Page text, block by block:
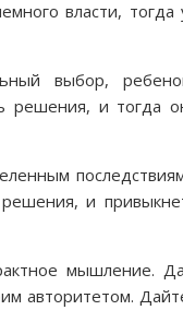
власти, тогда
выбор,
решения, и тогда
и
мышление.
авторитетом.